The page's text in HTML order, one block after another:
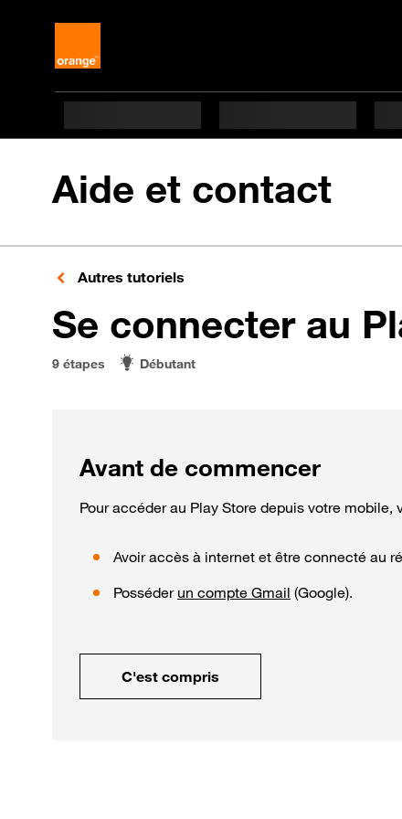
Aide et contact
Autres tutoriels
Se connecter au
9 étapes Débutant
Avant de commencer
Pour accéder au Play Store depuis votre mobile,
Avoir accès à internet et être connecté au
Posséder un compte Gmail (Google).
C'est compris